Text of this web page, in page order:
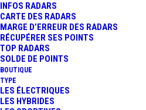
INFOS RADARS
CARTE DES RADARS
MARGE D’ERREUR DES RADARS
RÉCUPÉRER SES POINTS
TOP RADARS
SOLDE DE POINTS
BOUTIQUE
TYPE
LES ÉLECTRIQUES
LES HYBRIDES
1 Minutes